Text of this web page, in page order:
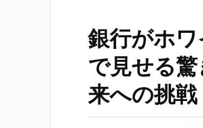
銀行がホ
で見せる
来への挑戦